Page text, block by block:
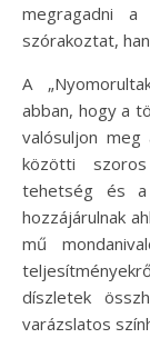
megragadni
szórakoztat,
A
abban, hogy a
valósuljon
közötti
tehetség és a
hozzájárulnak
mű
díszletek
varázslatos